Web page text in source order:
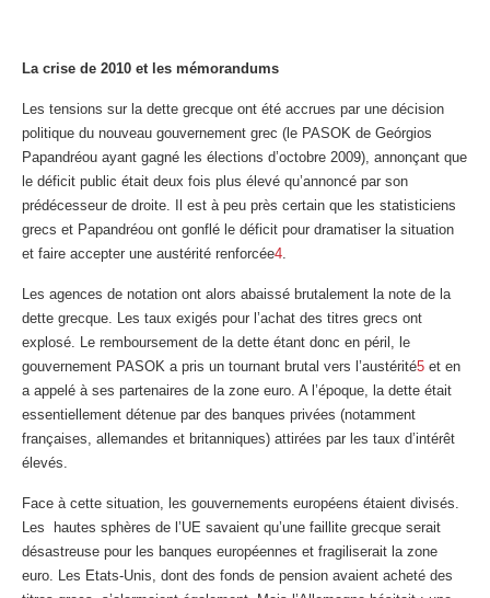
La crise de 2010 et les mémorandums
Les tensions sur la dette grecque ont été accrues par une décision
politique du nouveau gouvernement grec (le PASOK de Geórgios
Papandréou ayant gagné les élections d’octobre 2009), annonçant que
le déficit public était deux fois plus élevé qu’annoncé par son
prédécesseur de droite. Il est à peu près certain que les statisticiens
grecs et Papandréou ont gonflé le déficit pour dramatiser la situation
et faire accepter une austérité renforcée4
Les agences de notation ont alors abaissé brutalement la note de la
dette grecque. Les taux exigés pour l’achat des titres grecs ont
explosé. Le remboursement de la dette étant donc en péril, le
gouvernement PASOK a pris un tournant brutal vers l’austérité5 et en
a appelé à ses partenaires de la zone euro. A l’époque, la dette était
essentiellement détenue par des banques privées (notamment
françaises, allemandes et britanniques) attirées par les taux d’intérêt
élevés.
Face à cette situation, les gouvernements européens étaient divisés.
Les hautes sphères de l’UE savaient qu’une faillite grecque serait
désastreuse pour les banques européennes et fragiliserait la zone
euro. Les Etats-Unis, dont des fonds de pension avaient acheté des